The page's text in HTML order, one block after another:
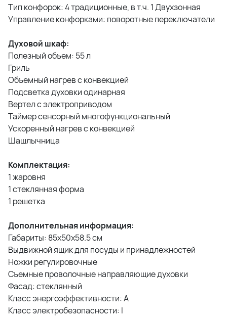
Тип конфорок: 4 традиционные, в т.ч. 1 Двухзонная
Управление конфорками: поворотные переключатели
Духовой шкаф:
Полезный объем: 55 л
Гриль
Объемный нагрев с конвекцией
Подсветка духовки одинарная
Вертел с электроприводом
Таймер сенсорный многофункциональный
Ускоренный нагрев с конвекцией
Шашлычница
Комплектация:
1 жаровня
1 стеклянная форма
1 решетка
Дополнительная информация:
Габариты: 85х50х58.5 см
Выдвижной ящик для посуды и принадлежностей
Ножки регулировочные
Съемные проволочные направляющие духовки
Фасад: стеклянный
Класс энергоэффективности: A
Класс электробезопасности: I